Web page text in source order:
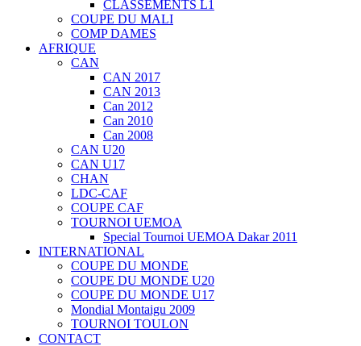
CLASSEMENTS L1
COUPE DU MALI
COMP DAMES
AFRIQUE
CAN
CAN 2017
CAN 2013
Can 2012
Can 2010
Can 2008
CAN U20
CAN U17
CHAN
LDC-CAF
COUPE CAF
TOURNOI UEMOA
Special Tournoi UEMOA Dakar 2011
INTERNATIONAL
COUPE DU MONDE
COUPE DU MONDE U20
COUPE DU MONDE U17
Mondial Montaigu 2009
TOURNOI TOULON
CONTACT